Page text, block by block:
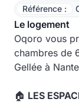
Référence :
Le logement
Oqoro vous
chambres de
Gellée à
🏠 LES